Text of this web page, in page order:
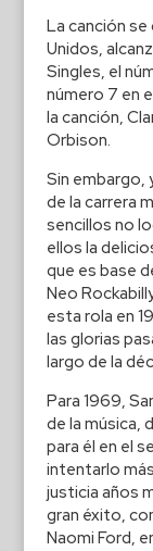
La canción
Unidos,
Singles, el
número 7 en
la canción,
Orbison.
Sin embargo,
de la carrera
sencillos no
ellos la
que es base
Neo
esta rola en
las glorias
largo de la
Para 1969,
de la música,
para él en el
intentarlo
justicia años
gran éxito,
Naomi Ford,